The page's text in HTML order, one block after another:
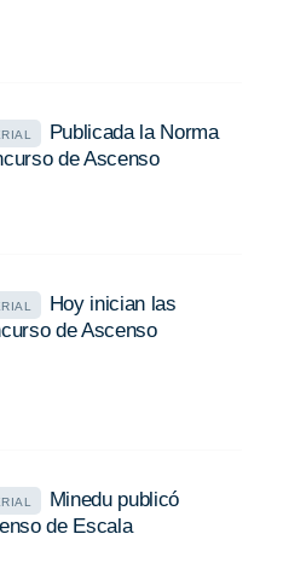
Publicada la Norma
de Ascenso
Hoy inician las
de Ascenso
Minedu publicó
de Escala